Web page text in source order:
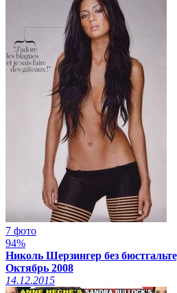
7 фото
94%
Николь Шерзингер без
Октябрь 2008
14.12.2015